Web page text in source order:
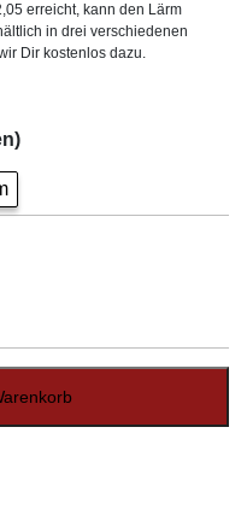
erreicht, kann den Lärm
in drei verschiedenen
Dir kostenlos dazu.